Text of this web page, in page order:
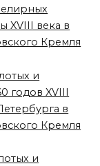
XVIII века в
Кремля
и
годов XVIII
в
Кремля
и